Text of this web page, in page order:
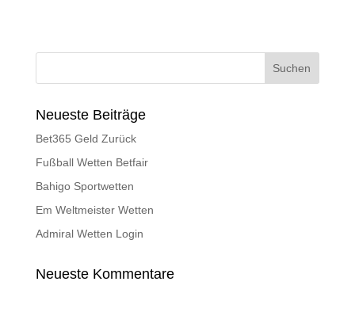
Neueste Beiträge
Bet365 Geld Zurück
Fußball Wetten Betfair
Bahigo Sportwetten
Em Weltmeister Wetten
Admiral Wetten Login
Neueste Kommentare